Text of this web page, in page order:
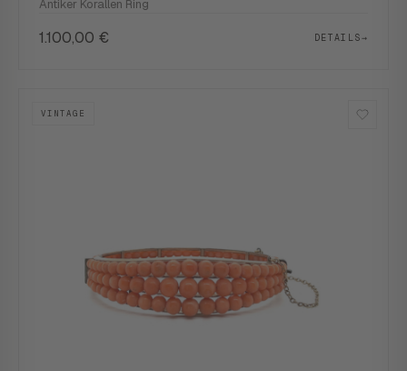
Antiker Korallen Ring
1.100,00 € DETAILS→
VINTAGE